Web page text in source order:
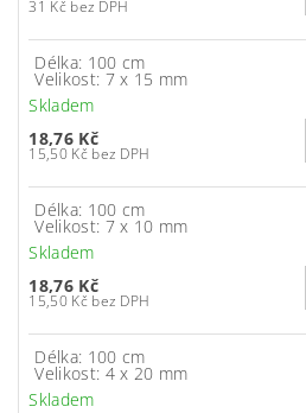
31 Kč bez DPH
Délka: 100 cm
Velikost: 7 x 15 mm
Skladem
18,76 Kč
15,50 Kč bez DPH
Délka: 100 cm
Velikost: 7 x 10 mm
Skladem
18,76 Kč
15,50 Kč bez DPH
Délka: 100 cm
Velikost: 4 x 20 mm
Skladem